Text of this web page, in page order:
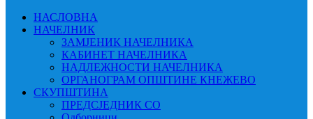
НАСЛОВНА
НАЧЕЛНИК
ЗАМЈЕНИК НАЧЕЛНИКА
КАБИНЕТ НАЧЕЛНИКА
НАДЛЕЖНОСТИ НАЧЕЛНИКА
ОРГАНОГРАМ ОПШТИНЕ КНЕЖЕВО
СКУПШТИНА
ПРЕДСЈЕДНИК СО